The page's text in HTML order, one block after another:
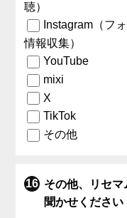
聴）
Instagram（フ
情報収集）
YouTube
mixi
X
TikTok
その他
その他、リセ
聞かせください